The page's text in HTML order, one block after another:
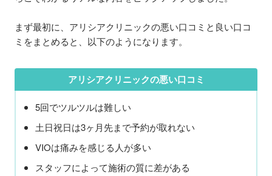
まず最初に、アリシアクリニックの悪い口コミと良い口コ
ミをまとめると、以下のようになります。
アリシアクリニックの悪い口コミ
5回でツルツルは難しい
土日祝日は3ヶ月先まで予約が取れない
VIOは痛みを感じる人が多い
スタッフによって施術の質に差がある